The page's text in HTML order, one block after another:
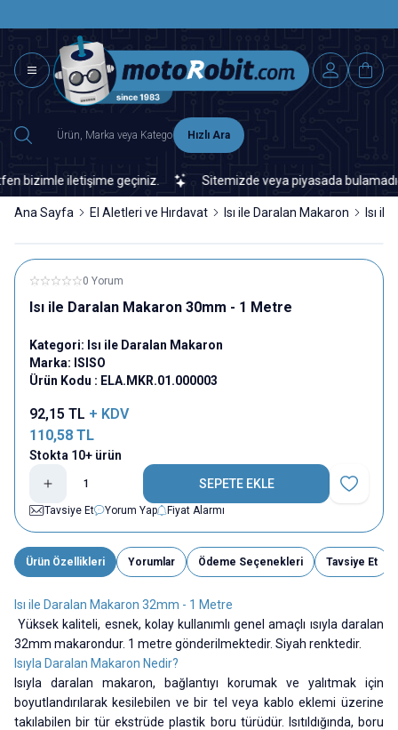
Hızlı Ara
iletişime geçiniz. Sitemizde veya piyasada
Ana Sayfa El Aletleri ve Hırdavat Isı ile Daralan Makaron Isı
0 Yorum
Isı ile Daralan Makaron 30mm - 1 Metre
Kategori: Isı ile Daralan Makaron
Marka: ISISO
Ürün Kodu : ELA.MKR.01.000003
92,15 TL + KDV
110,58 TL
Stokta 10+ ürün
SEPETE EKLE
Favoriye
Tavsiye Et
Yorum Yap Fiyat Alarmı
Ürün Özellikleri Yorumlar Ödeme Seçenekleri Tavsiye Et
Isı ile Daralan Makaron 32mm - 1 Metre
Yüksek kaliteli, esnek, kolay kullanımlı genel amaçlı ısıyla daralan
32mm makarondur. 1 metre gönderilmektedir. Siyah renktedir.
Isıyla Daralan Makaron Nedir?
Isıyla daralan makaron, bağlantıyı korumak ve yalıtmak için
boyutlandırılarak kesilebilen ve bir tel veya kablo eklemi üzerine
takılabilen bir tür ekstrüde plastik boru türüdür. Isıtıldığında, boru